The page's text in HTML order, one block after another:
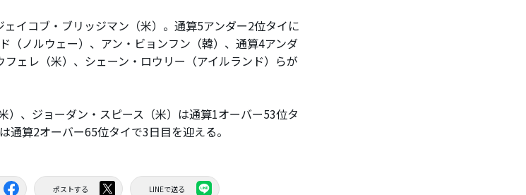
イコブ・ブリッジマン（米）。通算5アンダー2位タイに
（ノルウェー）、アン・ビョンフン（韓）、通算4アンダ
ェレ（米）、シェーン・ロウリー（アイルランド）らが
）、ジョーダン・スピース（米）は通算1オーバー53位タ
通算2オーバー65位タイで3日目を迎える。
ポストする LINEで送る